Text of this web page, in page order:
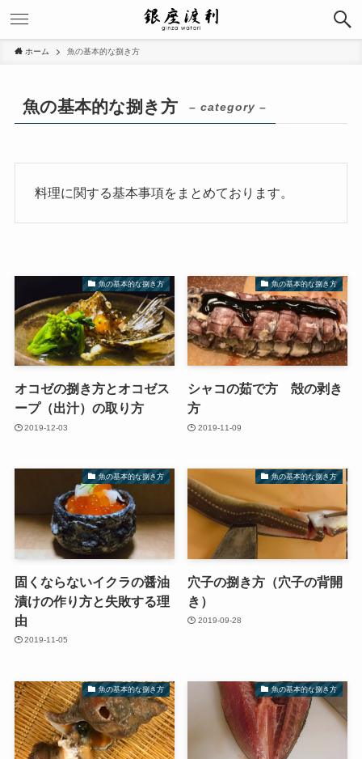
ホーム 魚の基本的な捌き方
魚の基本的な捌き方 – category –
料理に関する基本事項をまとめております。
魚の基本的な捌き方
オコゼの捌き方とオコゼス
ープ（出汁）の取り方
2019-12-03
魚の基本的な捌き方
シャコの茹で方 殻の剥き
方
2019-11-09
魚の基本的な捌き方
固くならないイクラの醤油
漬けの作り方と失敗する理
由
2019-11-05
魚の基本的な捌き方
穴子の捌き方（穴子の背開
き）
2019-09-28
魚の基本的な捌き方 魚の基本的な捌き方